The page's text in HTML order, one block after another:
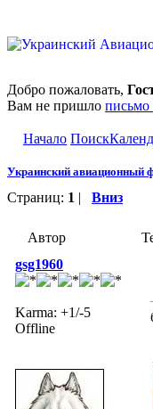
Добро пожаловать,
Вам не пришло письмо
Начало Поиск
Украинский авиационный
Страниц: 1 | Вниз
Автор
gsg1960
Karma: +1/-5
Offline